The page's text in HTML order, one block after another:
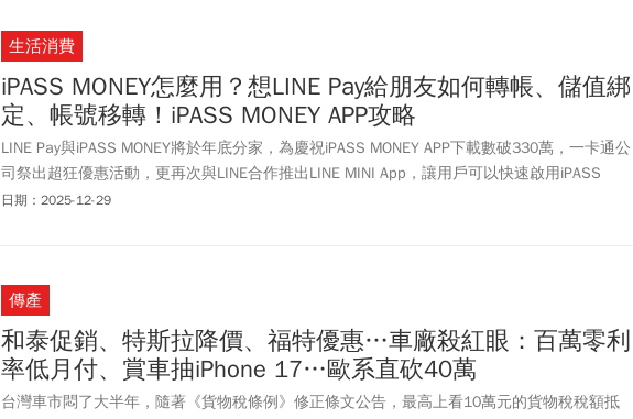
生活消費
iPASS MONEY怎麼用？想LINE Pay給朋友如何轉帳、儲值綁
定、帳號移轉！iPASS MONEY APP攻略
LINE Pay與iPASS MONEY將於年底分家，為慶祝iPASS MONEY APP下載數破330萬，一卡通公
司祭出超狂優惠活動，更再次與LINE合作推出LINE MINI App，讓用戶可以快速啟用iPASS
MONEY相關功能。為鼓勵民眾體驗iPASS MONEY全新的LINE MINI App服務，即日起至12月
MONEY的獨立APP中，消費後隔日即可兌換領取回饋金。而原用戶只需要下載iPASS MONEY
APP就可以繼續使用原有功能，包含LINE好友轉帳、繳費、乘車碼…等，一鍵登入就能完整使
用。本篇就由《今周刊》編輯手把手進行iPASS MONEY功能教學，教你如何用APP轉帳給LINE
好友，還能儲值、提領、付款，享受更多完整功能。
日期：2025-12-29
傳產
和泰促銷、特斯拉降價、福特優惠…車廠殺紅眼：百萬零利
率低月付、賞車抽iPhone 17…歐系直砍40萬
台灣車市悶了大半年，隨著《貨物稅條例》修正條文公告，最高上看10萬元的貨物稅稅額抵